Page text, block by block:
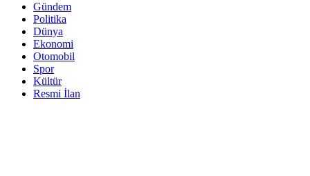
Gündem
Politika
Dünya
Ekonomi
Otomobil
Spor
Kültür
Resmi İlan